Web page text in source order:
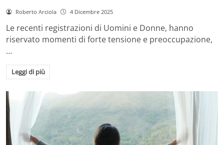
Roberto Arciola 4 Dicembre 2025
Le recenti registrazioni di Uomini e Donne, hanno
riservato momenti di forte tensione e preoccupazione,
…
Leggi di più